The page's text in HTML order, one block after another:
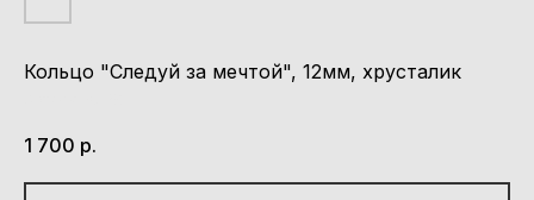
Кольцо "Следуй за мечтой", 12мм, хрусталик
1 700 р.